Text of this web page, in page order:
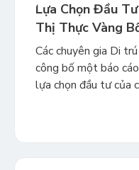
Lựa Chọn Đầu
Thị Thực Vàng
Trưởng Trong
Các chuyên gia Di
công bố một báo
lựa chọn đầu tư của
chuyên gia di trú